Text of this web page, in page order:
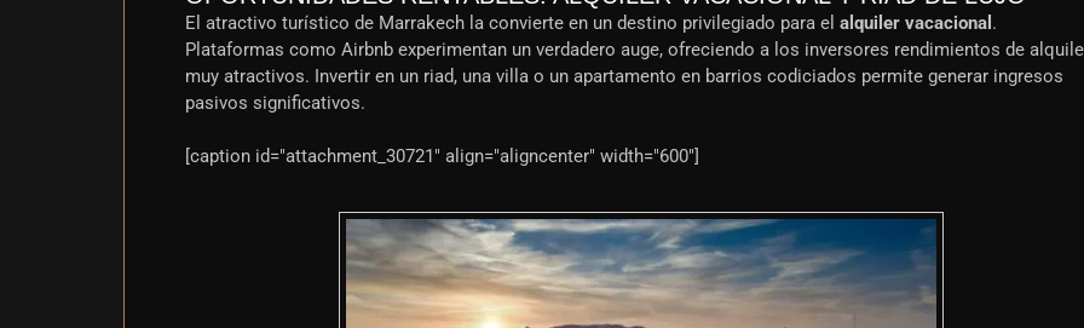
El atractivo turístico de Marrakech la convierte en un destino privilegiado para el alquiler vacacional .
Plataformas como Airbnb experimentan un verdadero auge, ofreciendo a los inversores rendimientos de
muy atractivos. Invertir en un riad, una villa o un apartamento en barrios codiciados permite generar ingresos
pasivos significativos.
[caption id="attachment_30721" align="aligncenter" width="600"]